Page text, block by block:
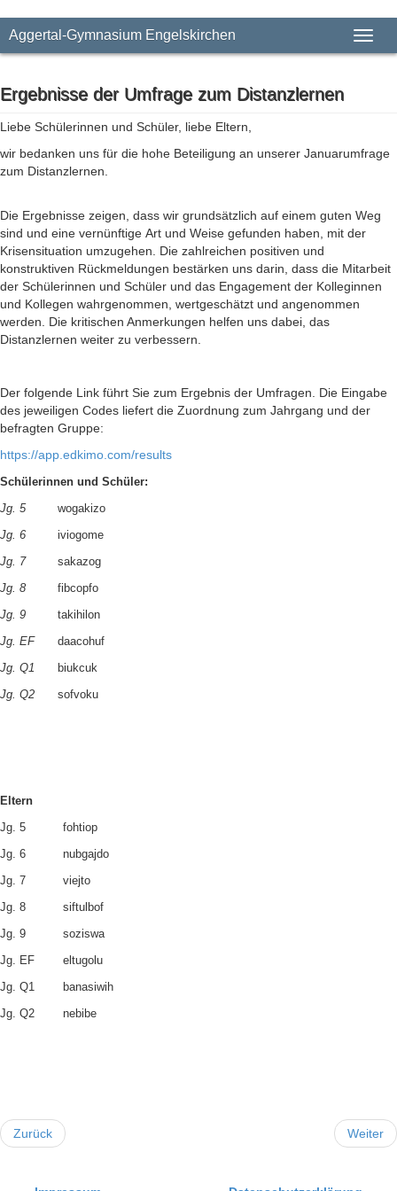
Aggertal-Gymnasium Engelskirchen
Ergebnisse der Umfrage zum Distanzlernen
Liebe Schülerinnen und Schüler, liebe Eltern,
wir bedanken uns für die hohe Beteiligung an unserer Januarumfrage
zum Distanzlernen.
Die Ergebnisse zeigen, dass wir grundsätzlich auf einem guten Weg
sind und eine vernünftige Art und Weise gefunden haben, mit der
Krisensituation umzugehen. Die zahlreichen positiven und
konstruktiven Rückmeldungen bestärken uns darin, dass die Mitarbeit
der Schülerinnen und Schüler und das Engagement der Kolleginnen
und Kollegen wahrgenommen, wertgeschätzt und angenommen
werden. Die kritischen Anmerkungen helfen uns dabei, das
Distanzlernen weiter zu verbessern.
Der folgende Link führt Sie zum Ergebnis der Umfragen. Die Eingabe
des jeweiligen Codes liefert die Zuordnung zum Jahrgang und der
befragten Gruppe:
https://app.edkimo.com/results
Schülerinnen und Schüler:
Jg. 5
wogakizo
Jg. 6
iviogome
Jg. 7
sakazog
Jg. 8
fibcopfo
Jg. 9
takihilon
Jg. EF
daacohuf
Jg. Q1
biukcuk
Jg. Q2
sofvoku
Eltern
Jg. 5
fohtiop
Jg. 6
nubgajdo
Jg. 7
viejto
Jg. 8
siftulbof
Jg. 9
soziswa
Jg. EF
eltugolu
Jg. Q1
banasiwih
Jg. Q2
nebibe
Zurück Weiter